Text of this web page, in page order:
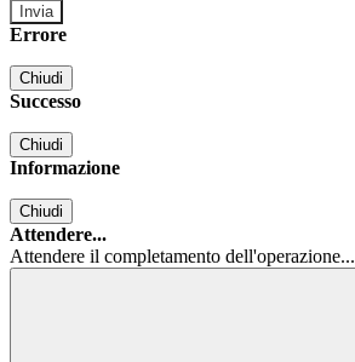
Errore
Chiudi
Successo
Chiudi
Informazione
Chiudi
Attendere...
Attendere il completamento dell'operazione...